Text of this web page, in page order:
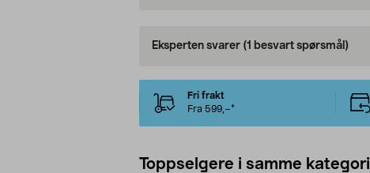
Eksperten svarer (1 besvart spørsmål)
Fri frakt
Fra 599,–*
Toppselgere i samme kategori